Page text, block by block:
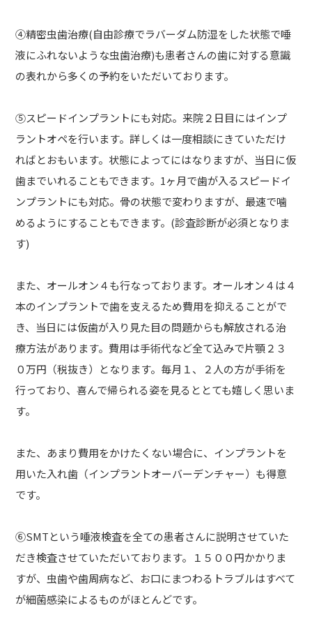
④精密虫歯治療(自由診療でラバーダム防湿をした状態で唾
液にふれないような虫歯治療)も患者さんの歯に対する意識
の表れから多くの予約をいただいております。
⑤スピードインプラントにも対応。来院２日目にはインプ
ラントオペを行います。詳しくは一度相談にきていただけ
ればとおもいます。状態によってにはなりますが、当日に仮
歯までいれることもできます。1ヶ月で歯が入るスピードイ
ンプラントにも対応。骨の状態で変わりますが、最速で噛
めるようにすることもできます。(診査診断が必須となりま
す)
また、オールオン４も行なっております。オールオン４は４
本のインプラントで歯を支えるため費用を抑えることがで
き、当日には仮歯が入り見た目の問題からも解放される治
療方法があります。費用は手術代など全て込みで片顎２３
０万円（税抜き）となります。毎月１、２人の方が手術を
行っており、喜んで帰られる姿を見るととても嬉しく思いま
す。
また、あまり費用をかけたくない場合に、インプラントを
用いた入れ歯（インプラントオーバーデンチャー）も得意
です。
⑥SMTという唾液検査を全ての患者さんに説明させていた
だき検査させていただいております。１５００円かかりま
すが、虫歯や歯周病など、お口にまつわるトラブルはすべて
が細菌感染によるものがほとんどです。